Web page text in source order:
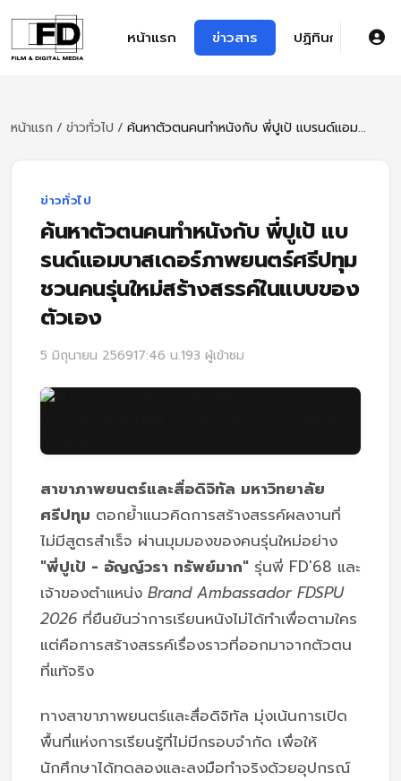
หน้าแรก ข่าวสาร ปฏิทินการศึกษา
หน้าแรก / ข่าวทั่วไป / ค้นหาตัวตนคนทำหนังกับ พี่ปูเป้ แบรนด์แอม...
ข่าวทั่วไป
ค้นหาตัวตนคนทำหนังกับ พี่ปูเป้ แบ
รนด์แอมบาสเดอร์ภาพยนตร์ศรีปทุม
ชวนคนรุ่นใหม่สร้างสรรค์ในแบบของ
ตัวเอง
5 มิถุนายน 256917:46 น.193 ผู้เข้าชม
สาขาภาพยนตร์และสื่อดิจิทัล มหาวิทยาลัย
ศรีปทุม ตอกย้ำแนวคิดการสร้างสรรค์ผลงานที่
ไม่มีสูตรสำเร็จ ผ่านมุมมองของคนรุ่นใหม่อย่าง
"พี่ปูเป้ - อัญญ์วรา ทรัพย์มาก" รุ่นพี่ FD'68 และ
เจ้าของตำแหน่ง Brand Ambassador FDSPU
2026 ที่ยืนยันว่าการเรียนหนังไม่ได้ทำเพื่อตามใคร
แต่คือการสร้างสรรค์เรื่องราวที่ออกมาจากตัวตน
ที่แท้จริง
ทางสาขาภาพยนตร์และสื่อดิจิทัล มุ่งเน้นการเปิด
พื้นที่แห่งการเรียนรู้ที่ไม่มีกรอบจำกัด เพื่อให้
นักศึกษาได้ทดลองและลงมือทำจริงด้วยอุปกรณ์